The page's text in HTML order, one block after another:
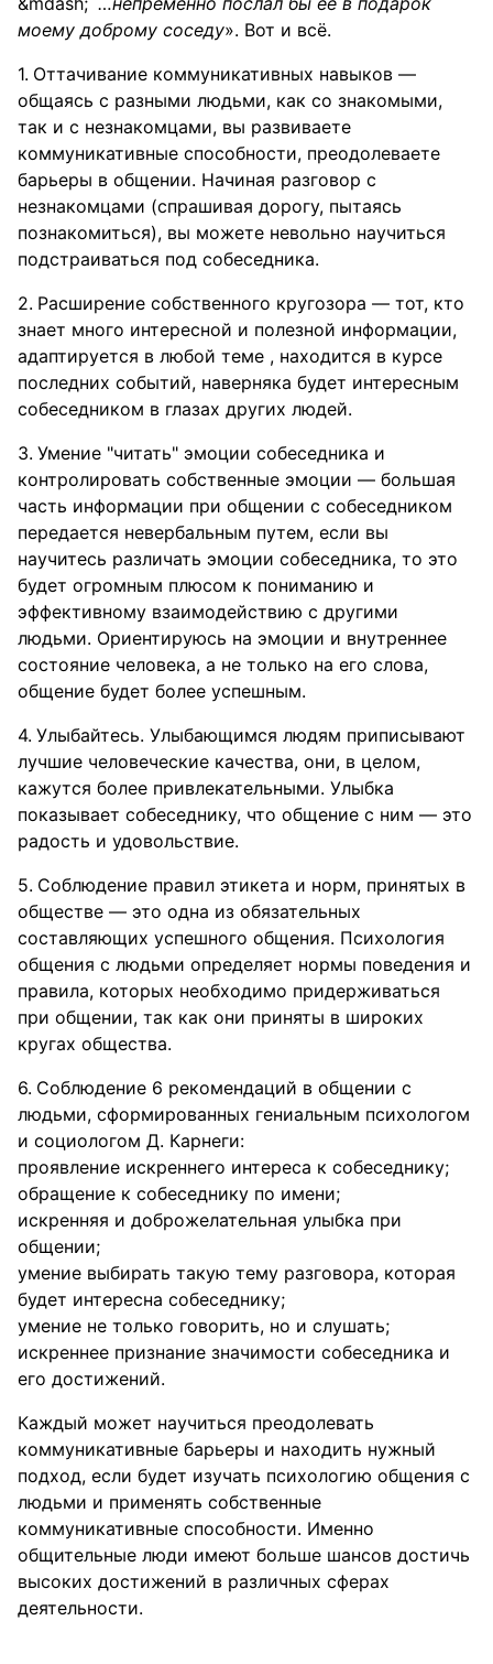
моему доброму соседу». Вот и всё.
Оттачивание коммуникативных навыков —
общаясь с разными людьми, как со знакомыми,
так и с незнакомцами, вы развиваете
коммуникативные способности, преодолеваете
барьеры в общении. Начиная разговор с
незнакомцами (спрашивая дорогу, пытаясь
познакомиться), вы можете невольно научиться
подстраиваться под собеседника.
Расширение собственного кругозора — тот, кто
знает много интересной и полезной информации,
адаптируется в любой теме , находится в курсе
последних событий, наверняка будет интересным
собеседником в глазах других людей.
Умение "читать" эмоции собеседника и
контролировать собственные эмоции — большая
часть информации при общении с собеседником
передается невербальным путем, если вы
научитесь различать эмоции собеседника, то это
будет огромным плюсом к пониманию и
эффективному взаимодействию с другими
людьми. Ориентируюсь на эмоции и внутреннее
состояние человека, а не только на его слова,
общение будет более успешным.
Улыбайтесь. Улыбающимся людям приписывают
лучшие человеческие качества, они, в целом,
кажутся более привлекательными. Улыбка
показывает собеседнику, что общение с ним — это
радость и удовольствие.
Соблюдение правил этикета и норм, принятых в
обществе — это одна из обязательных
составляющих успешного общения. Психология
общения с людьми определяет нормы поведения и
правила, которых необходимо придерживаться
при общении, так как они приняты в широких
кругах общества.
Соблюдение 6 рекомендаций в общении с
людьми, сформированных гениальным психологом
и социологом Д. Карнеги:
проявление искреннего интереса к собеседнику;
обращение к собеседнику по имени;
искренняя и доброжелательная улыбка при
общении;
умение выбирать такую тему разговора, которая
будет интересна собеседнику;
умение не только говорить, но и слушать;
искреннее признание значимости собеседника и
его достижений.
Каждый может научиться преодолевать
коммуникативные барьеры и находить нужный
подход, если будет изучать психологию общения с
людьми и применять собственные
коммуникативные способности. Именно
общительные люди имеют больше шансов достичь
высоких достижений в различных сферах
деятельности.